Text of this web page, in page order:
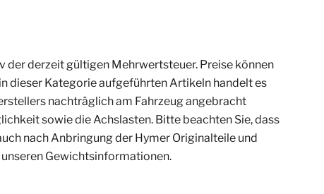
der derzeit gültigen Mehrwertsteuer. Preise können
dieser Kategorie aufgeführten Artikeln handelt es
nachträglich am Fahrzeug angebracht
sowie die Achslasten. Bitte beachten Sie, dass
nach Anbringung der Hymer Originalteile und
Gewichtsinformationen.